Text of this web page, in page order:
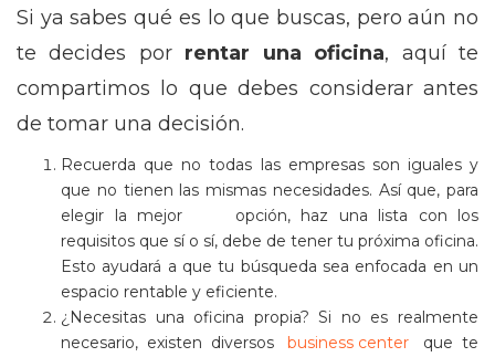
Si ya sabes qué es lo que buscas, pero aún no
te decides por rentar una oficina, aquí te
compartimos lo que debes considerar antes
de tomar una decisión.
Recuerda que no todas las empresas son iguales y
que no tienen las mismas necesidades. Así que, para
elegir la mejor opción, haz una lista con los
requisitos que sí o sí, debe de tener tu próxima oficina.
Esto ayudará a que tu búsqueda sea enfocada en un
espacio rentable y eficiente.
¿Necesitas una oficina propia? Si no es realmente
necesario, existen diversos
business center
que te